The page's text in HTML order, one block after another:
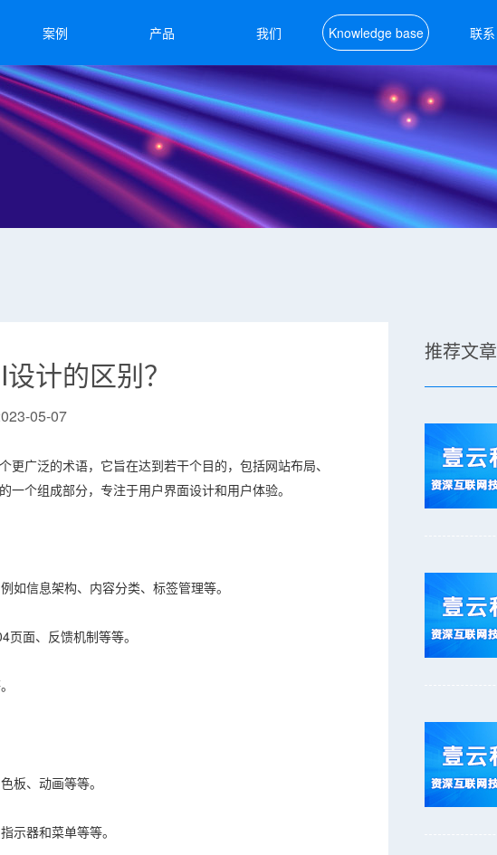
案例
产品
我们
知识库
Knowledge base 联系
计的区别？
05-07
更广泛的术语，它旨在达到若干个目的，包括网站布局、
个组成部分，专注于用户界面设计和用户体验。
如信息架构、内容分类、标签管理等。
面、反馈机制等等。
板、动画等等。
示器和菜单等等。
推荐文章